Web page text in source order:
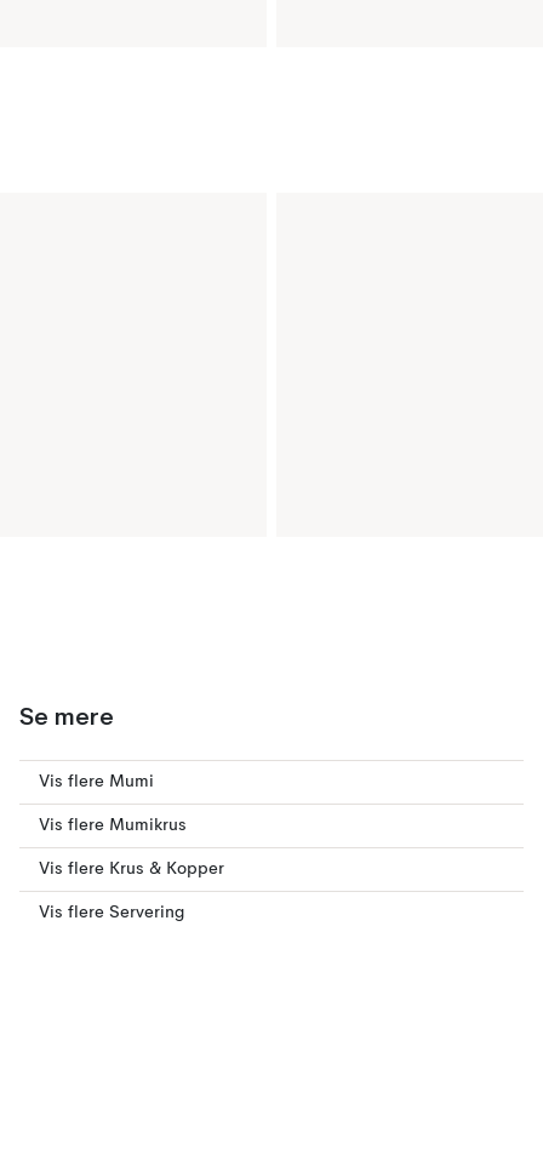
Se mere
Vis flere Mumi
Vis flere Mumikrus
Vis flere Krus & Kopper
Vis flere Servering